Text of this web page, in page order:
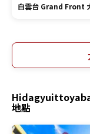
白雲台 Grand Front
地點